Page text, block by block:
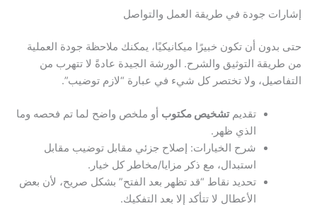
إشارات جودة في طريقة العمل والتواصل
حتى بدون أن تكون خبيرًا ميكانيكيًا، يمكنك ملاحظة جودة العملية
من طريقة التوثيق والشرح. الورشة الجيدة عادةً لا تتهرب من
التفاصيل، ولا تختصر كل شيء في عبارة “لازم توضيب”.
تقديمتشخيص مكتوب أو ملخص واضح لما تم فحصه وما
الذي ظهر.
شرح الخيارات: إصلاح جزئي مقابل توضيب مقابل
استبدال، مع ذكر مزايا/مخاطر كل خيار.
تحديد نقاط “قد تظهر بعد الفتح” بشكل صريح، لأن بعض
الأعطال لا تتأكد إلا بعد التفكيك.